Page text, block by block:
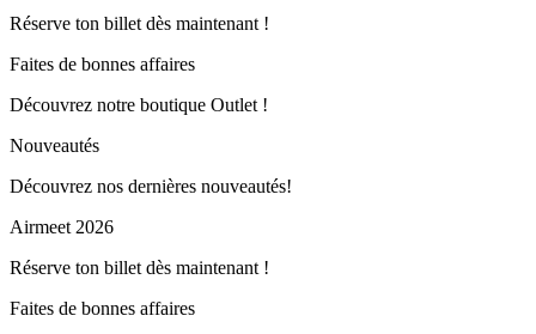
Réserve ton billet dès maintenant !
Faites de bonnes affaires
Découvrez notre boutique Outlet !
Nouveautés
Découvrez nos dernières nouveautés!
Airmeet 2026
Réserve ton billet dès maintenant !
Faites de bonnes affaires